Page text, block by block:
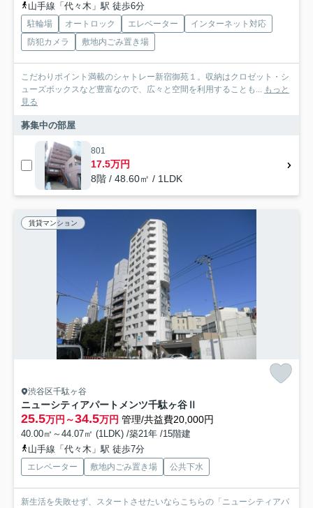
山手線「代々木」駅 徒歩6分
駐輪場 オートロック エレベーター
インターネット対応
防犯カメラ
敷地内ごみ置き場
こだわりポイント満載のシャトレー新宿御苑１。収納はクロゼット・シ
ューズボックスなど豊富なので、広々と空間を利用することも... もっと
見る
募集中の部屋
801
17.5万円
8階 / 48.60㎡ / 1LDK
賃貸マンション
渋谷区千駄ヶ谷
ニューシティアパートメンツ千駄ヶ谷Ⅱ
25.5万円～34.5万円 管理/共益費20,000円
40.00㎡～44.07㎡ (1LDK) /築21年 /15階建
山手線「代々木」駅 徒歩7分
エレベーター 敷地内ごみ置き場 公共下水
新生活を失敗せず、スタートさせたいならこちらの「ニューシティアパ